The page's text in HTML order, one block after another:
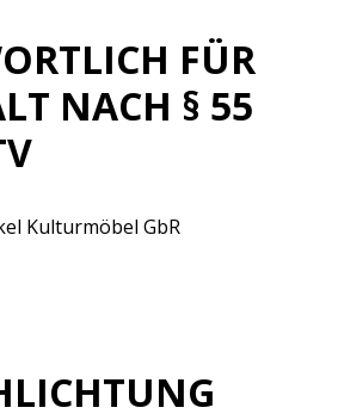
FÜR
NACH § 55
Kulturmöbel GbR